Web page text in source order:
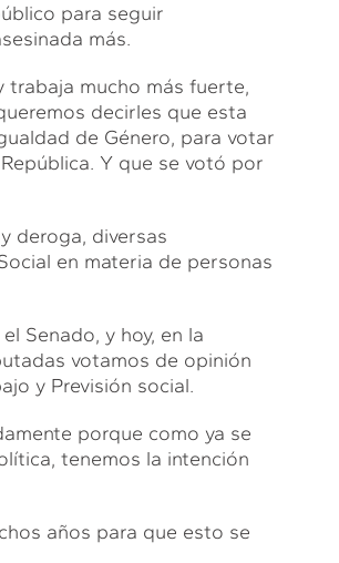
para seguir
más.
trabaja mucho más fuerte,
decirles que esta
de Género, para votar
Y que se votó por
deroga, diversas
en materia de personas
Senado, y hoy, en la
votamos de opinión
y Previsión social.
porque como ya se
tenemos la intención
años para que esto se